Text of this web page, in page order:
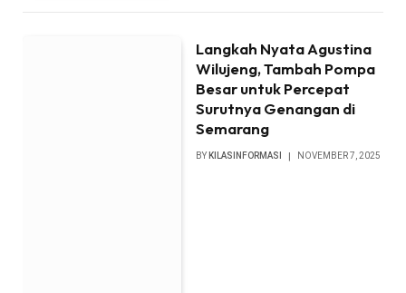
Langkah Nyata Agustina
Wilujeng, Tambah Pompa
Besar untuk Percepat
Surutnya Genangan di
Semarang
BY KILASINFORMASI NOVEMBER 7, 2025